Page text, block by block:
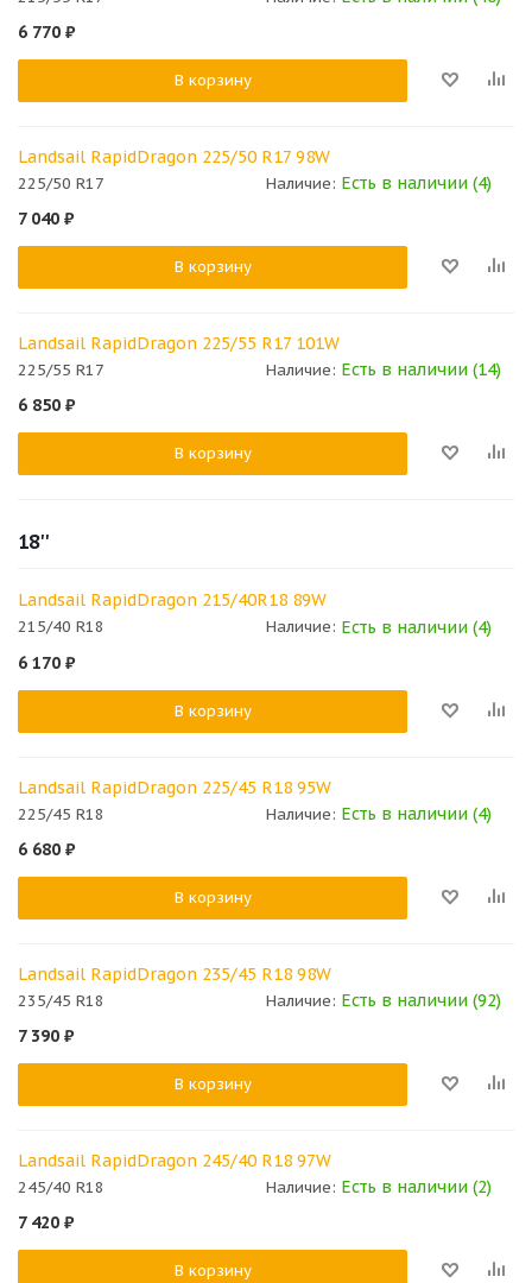
6 770 ₽
В корзину
Landsail RapidDragon 225/50 R17 98W
225/50 R17 Наличие: Есть в наличии (4)
7 040 ₽
В корзину
Landsail RapidDragon 225/55 R17 101W
225/55 R17 Наличие: Есть в наличии (14)
6 850 ₽
В корзину
18''
Landsail RapidDragon 215/40R18 89W
215/40 R18 Наличие: Есть в наличии (4)
6 170 ₽
В корзину
Landsail RapidDragon 225/45 R18 95W
225/45 R18 Наличие: Есть в наличии (4)
6 680 ₽
В корзину
Landsail RapidDragon 235/45 R18 98W
235/45 R18 Наличие: Есть в наличии (92)
7 390 ₽
В корзину
Landsail RapidDragon 245/40 R18 97W
245/40 R18 Наличие: Есть в наличии (2)
7 420 ₽
В корзину